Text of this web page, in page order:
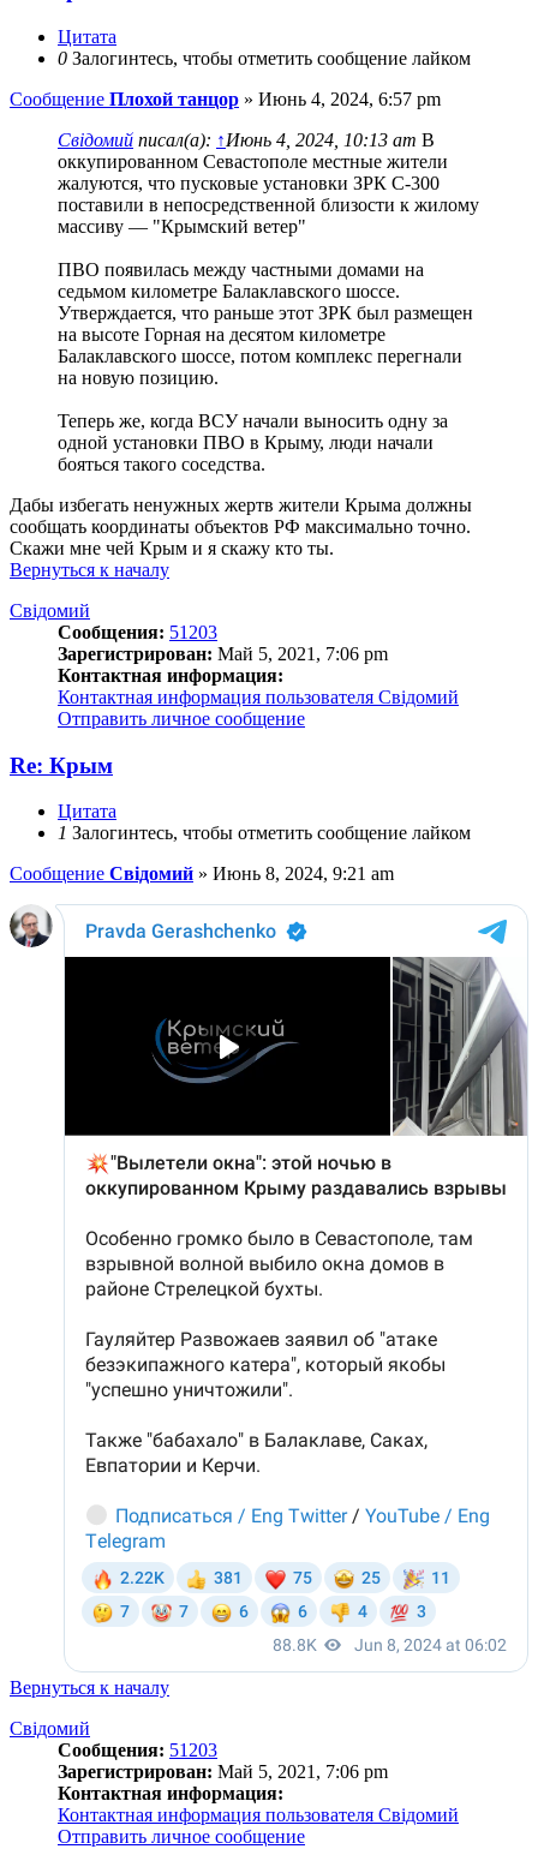
Цитата
0 Залогинтесь, чтобы отметить сообщение лайком
Сообщение Плохой танцор » Июнь 4, 2024, 6:57 pm
Свідомий писал(а): ↑Июнь 4, 2024, 10:13 am В
оккупированном Севастополе местные жители
жалуются, что пусковые установки ЗРК С-300
поставили в непосредственной близости к жилому
массиву — "Крымский ветер"
ПВО появилась между частными домами на
седьмом километре Балаклавского шоссе.
Утверждается, что раньше этот ЗРК был размещен
на высоте Горная на десятом километре
Балаклавского шоссе, потом комплекс перегнали
на новую позицию.
Теперь же, когда ВСУ начали выносить одну за
одной установки ПВО в Крыму, люди начали
бояться такого соседства.
Дабы избегать ненужных жертв жители Крыма должны
сообщать координаты объектов РФ максимально точно.
Скажи мне чей Крым и я скажу кто ты.
Вернуться к началу
Свідомий
Сообщения: 51203
Зарегистрирован: Май 5, 2021, 7:06 pm
Контактная информация:
Контактная информация пользователя Свідомий
Отправить личное сообщение
Re: Крым
Цитата
1 Залогинтесь, чтобы отметить сообщение лайком
Сообщение Свідомий » Июнь 8, 2024, 9:21 am
Вернуться к началу
Свідомий
Сообщения: 51203
Зарегистрирован: Май 5, 2021, 7:06 pm
Контактная информация:
Контактная информация пользователя Свідомий
Отправить личное сообщение